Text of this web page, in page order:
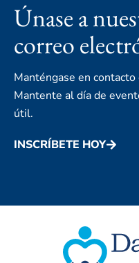
Únase a
correo
Manténgase en
Mantente al día de
útil.
INSCRÍBETE HOY